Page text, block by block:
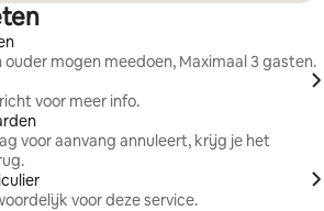
ouder mogen meedoen, Maximaal 3 gasten.
voor meer info.
voor aanvang annuleert, krijg je het
voor deze service.